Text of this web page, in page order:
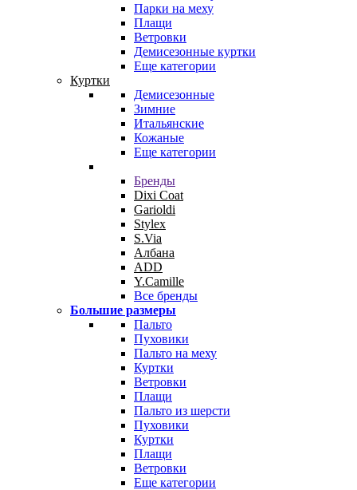
Парки на меху
Плащи
Ветровки
Демисезонные куртки
Еще категории
Куртки
Демисезонные
Зимние
Итальянские
Кожаные
Еще категории
Бренды
Dixi Coat
Garioldi
Stylex
S.Via
Албана
ADD
Y.Camille
Все бренды
Большие размеры
Пальто
Пуховики
Пальто на меху
Куртки
Ветровки
Плащи
Пальто из шерсти
Пуховики
Куртки
Плащи
Ветровки
Еще категории